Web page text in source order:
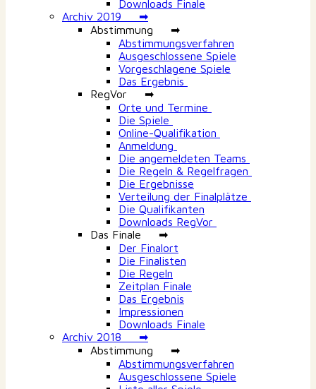
Downloads Finale
Archiv 2019 ➡
Abstimmung ➡
Abstimmungsverfahren
Ausgeschlossene Spiele
Vorgeschlagene Spiele
Das Ergebnis
RegVor ➡
Orte und Termine
Die Spiele
Online-Qualifikation
Anmeldung
Die angemeldeten Teams
Die Regeln & Regelfragen
Die Ergebnisse
Verteilung der Finalplätze
Die Qualifikanten
Downloads RegVor
Das Finale ➡
Der Finalort
Die Finalisten
Die Regeln
Zeitplan Finale
Das Ergebnis
Impressionen
Downloads Finale
Archiv 2018 ➡
Abstimmung ➡
Abstimmungsverfahren
Ausgeschlossene Spiele